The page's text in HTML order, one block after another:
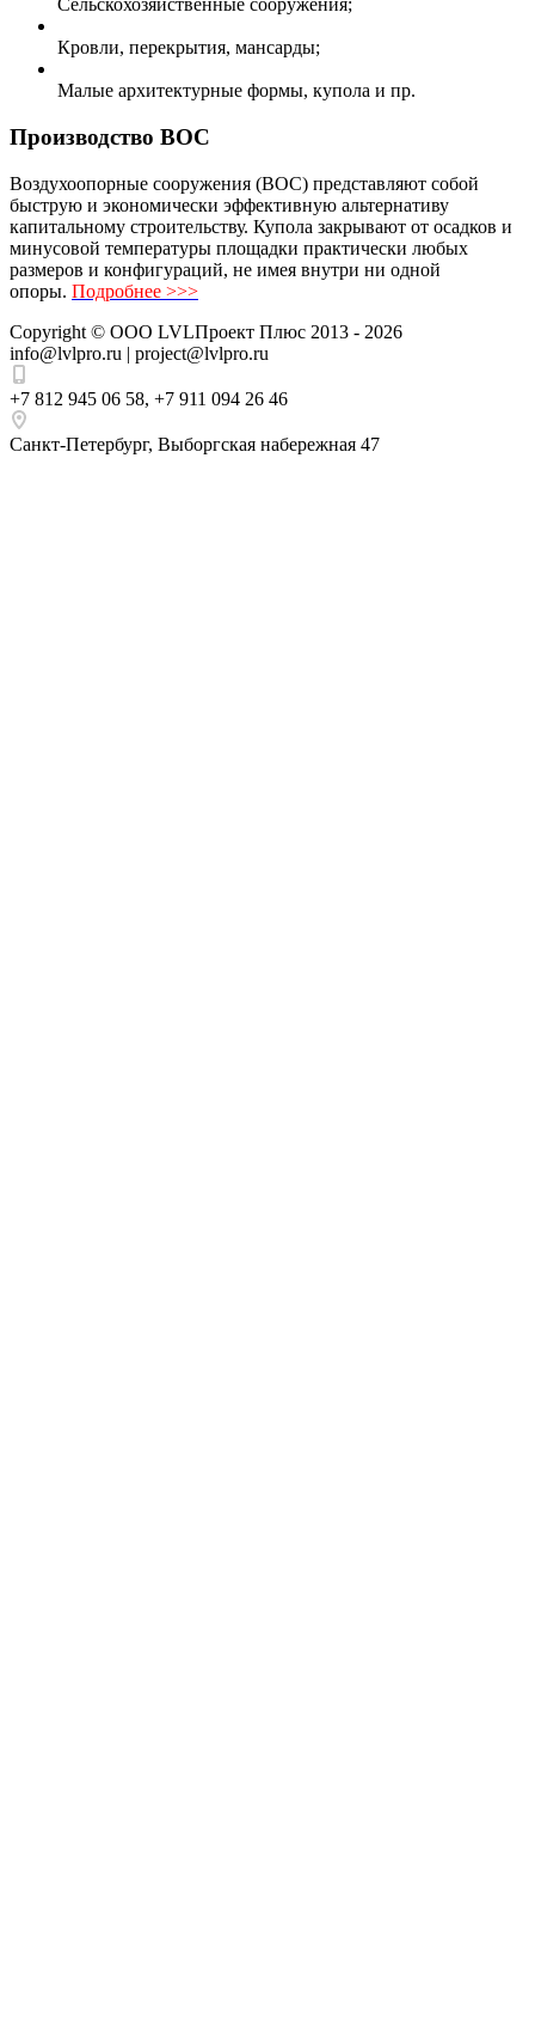
Сельскохозяйственные сооружения;
Кровли, перекрытия, мансарды;
Малые архитектурные формы, купола и пр.
Производство ВОС
Воздухоопорные сооружения (ВОС) представляют собой
быструю и экономически эффективную альтернативу
капитальному строительству. Купола закрывают от осадков и
минусовой температуры площадки практически любых
размеров и конфигураций, не имея внутри ни одной
опоры. Подробнее >>>
Copyright © ООО LVLПроект Плюс 2013 - 2026
info@lvlpro.ru | project@lvlpro.ru
+7 812 945 06 58, +7 911 094 26 46
Санкт-Петербург, Выборгская набережная 47